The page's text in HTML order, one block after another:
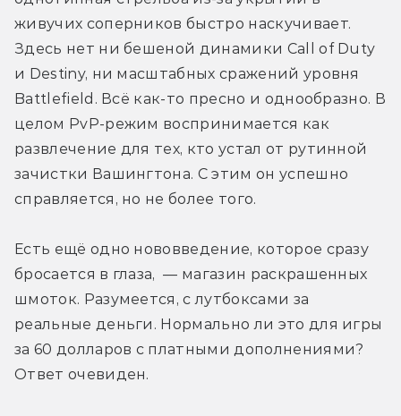
живучих соперников быстро наскучивает.
Здесь нет ни бешеной динамики Call of Duty
и Destiny, ни масштабных сражений уровня
Battlefield. Всё как-то пресно и однообразно. В
целом PvP-режим воспринимается как
развлечение для тех, кто устал от рутинной
зачистки Вашингтона. С этим он успешно
справляется, но не более того.
Есть ещё одно нововведение, которое сразу
бросается в глаза,  — магазин раскрашенных
шмоток. Разумеется, с лутбоксами за
реальные деньги. Нормально ли это для игры
за 60 долларов с платными дополнениями?
Ответ очевиден.